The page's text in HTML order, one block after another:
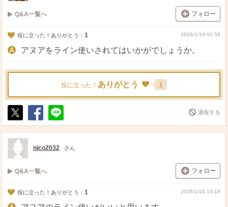
Q&A一覧へ フォロー
役に立った！ありがとう： 1 2026/1/19 00:59
アヌアをライン使いされてはいかがでしょうか。
役に立った！ ありがとう 1
ポ
ス
ト
シ
ェ
送
る
通報する
nico2032 さん
Q&A一覧へ フォロー
役に立った！ありがとう： 1 2026/1/18 19:18